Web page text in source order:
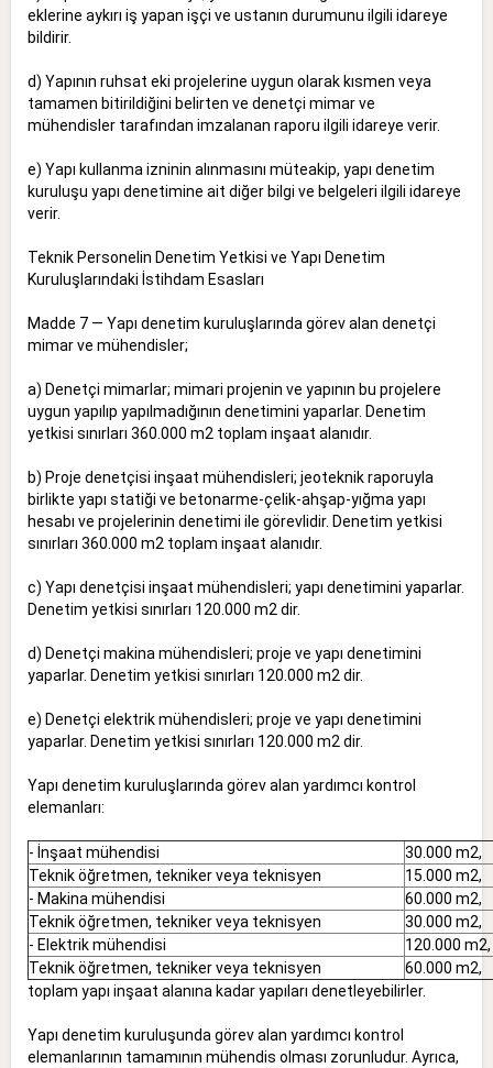
eklerine aykırı iş yapan işçi ve ustanın durumunu ilgili idareye
bildirir.
d) Yapının ruhsat eki projelerine uygun olarak kısmen veya
tamamen bitirildiğini belirten ve denetçi mimar ve
mühendisler tarafından imzalanan raporu ilgili idareye verir.
e) Yapı kullanma izninin alınmasını müteakip, yapı denetim
kuruluşu yapı denetimine ait diğer bilgi ve belgeleri ilgili idareye
verir.
Teknik Personelin Denetim Yetkisi ve Yapı Denetim
Kuruluşlarındaki İstihdam Esasları
Madde 7 — Yapı denetim kuruluşlarında görev alan denetçi
mimar ve mühendisler;
a) Denetçi mimarlar; mimari projenin ve yapının bu projelere
uygun yapılıp yapılmadığının denetimini yaparlar. Denetim
yetkisi sınırları 360.000 m2 toplam inşaat alanıdır.
b) Proje denetçisi inşaat mühendisleri; jeoteknik raporuyla
birlikte yapı statiği ve betonarme-çelik-ahşap-yığma yapı
hesabı ve projelerinin denetimi ile görevlidir. Denetim yetkisi
sınırları 360.000 m2 toplam inşaat alanıdır.
c) Yapı denetçisi inşaat mühendisleri; yapı denetimini yaparlar.
Denetim yetkisi sınırları 120.000 m2 dir.
d) Denetçi makina mühendisleri; proje ve yapı denetimini
yaparlar. Denetim yetkisi sınırları 120.000 m2 dir.
e) Denetçi elektrik mühendisleri; proje ve yapı denetimini
yaparlar. Denetim yetkisi sınırları 120.000 m2 dir.
Yapı denetim kuruluşlarında görev alan yardımcı kontrol
elemanları:
- İnşaat mühendisi
30.000 m2,
Teknik öğretmen, tekniker veya teknisyen
15.000 m2,
- Makina mühendisi
60.000 m2,
Teknik öğretmen, tekniker veya teknisyen
30.000 m2,
- Elektrik mühendisi
120.000 m2,
Teknik öğretmen, tekniker veya teknisyen
60.000 m2,
toplam yapı inşaat alanına kadar yapıları denetleyebilirler.
Yapı denetim kuruluşunda görev alan yardımcı kontrol
elemanlarının tamamının mühendis olması zorunludur. Ayrıca,